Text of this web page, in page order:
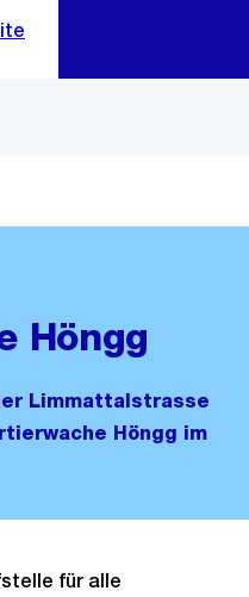
Höngg
Limmattalstrasse
Höngg im
für alle